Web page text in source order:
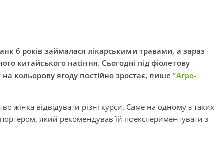
6 років займалася лікарськими травами, а зараз
китайського насіння. Сьогодні під фіолетову
кольорову ягоду постійно зростає, пише “Агро-
жінка відвідувати різні курси. Саме на одному з таких
який рекомендував їй поекспериментувати з